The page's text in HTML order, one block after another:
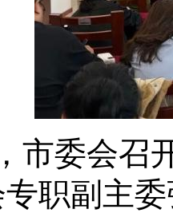
委会召开
职副主